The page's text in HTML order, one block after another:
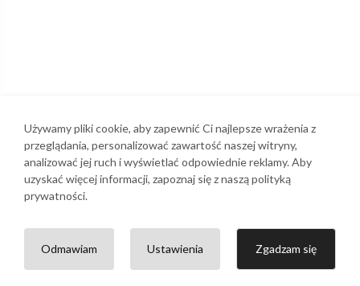
Używamy pliki cookie, aby zapewnić Ci najlepsze wrażenia z
przeglądania, personalizować zawartość naszej witryny,
analizować jej ruch i wyświetlać odpowiednie reklamy. Aby
uzyskać więcej informacji, zapoznaj się z naszą polityką
prywatności.
Zgadzam się
Ustawienia
Odmawiam